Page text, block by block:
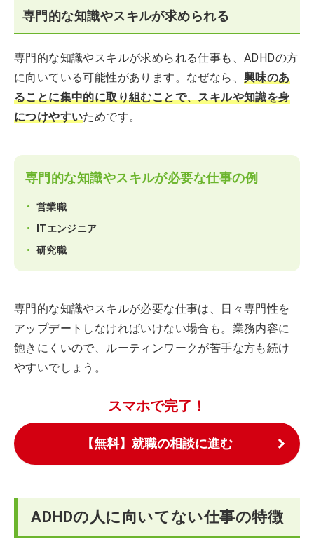
専門的な知識やスキルが求められる
専門的な知識やスキルが求められる仕事も、ADHDの方
に向いている可能性があります。なぜなら、 興味のあ
ることに集中的に取り組むことで、スキルや知識を身
につけやすいためです。
専門的な知識やスキルが必要な仕事の例
営業職
ITエンジニア
研究職
専門的な知識やスキルが必要な仕事は、日々専門性を
アップデートしなければいけない場合も。業務内容に
飽きにくいので、ルーティンワークが苦手な方も続け
やすいでしょう。
スマホで完了！
【無料】就職の相談に進む
ADHDの人に向いてない仕事の特徴